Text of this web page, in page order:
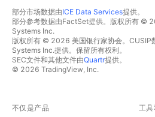
部分市场数据由ICE Data Services提供。
部分参考数据由FactSet提供。版权所有 ©
Systems Inc.
版权所有 © 2026 美国银行家协会。CUSIP
Systems Inc.提供。保留所有权利。
SEC文件和其他文件由Quartr提供。
© 2026 TradingView, Inc.
不仅是产品 工